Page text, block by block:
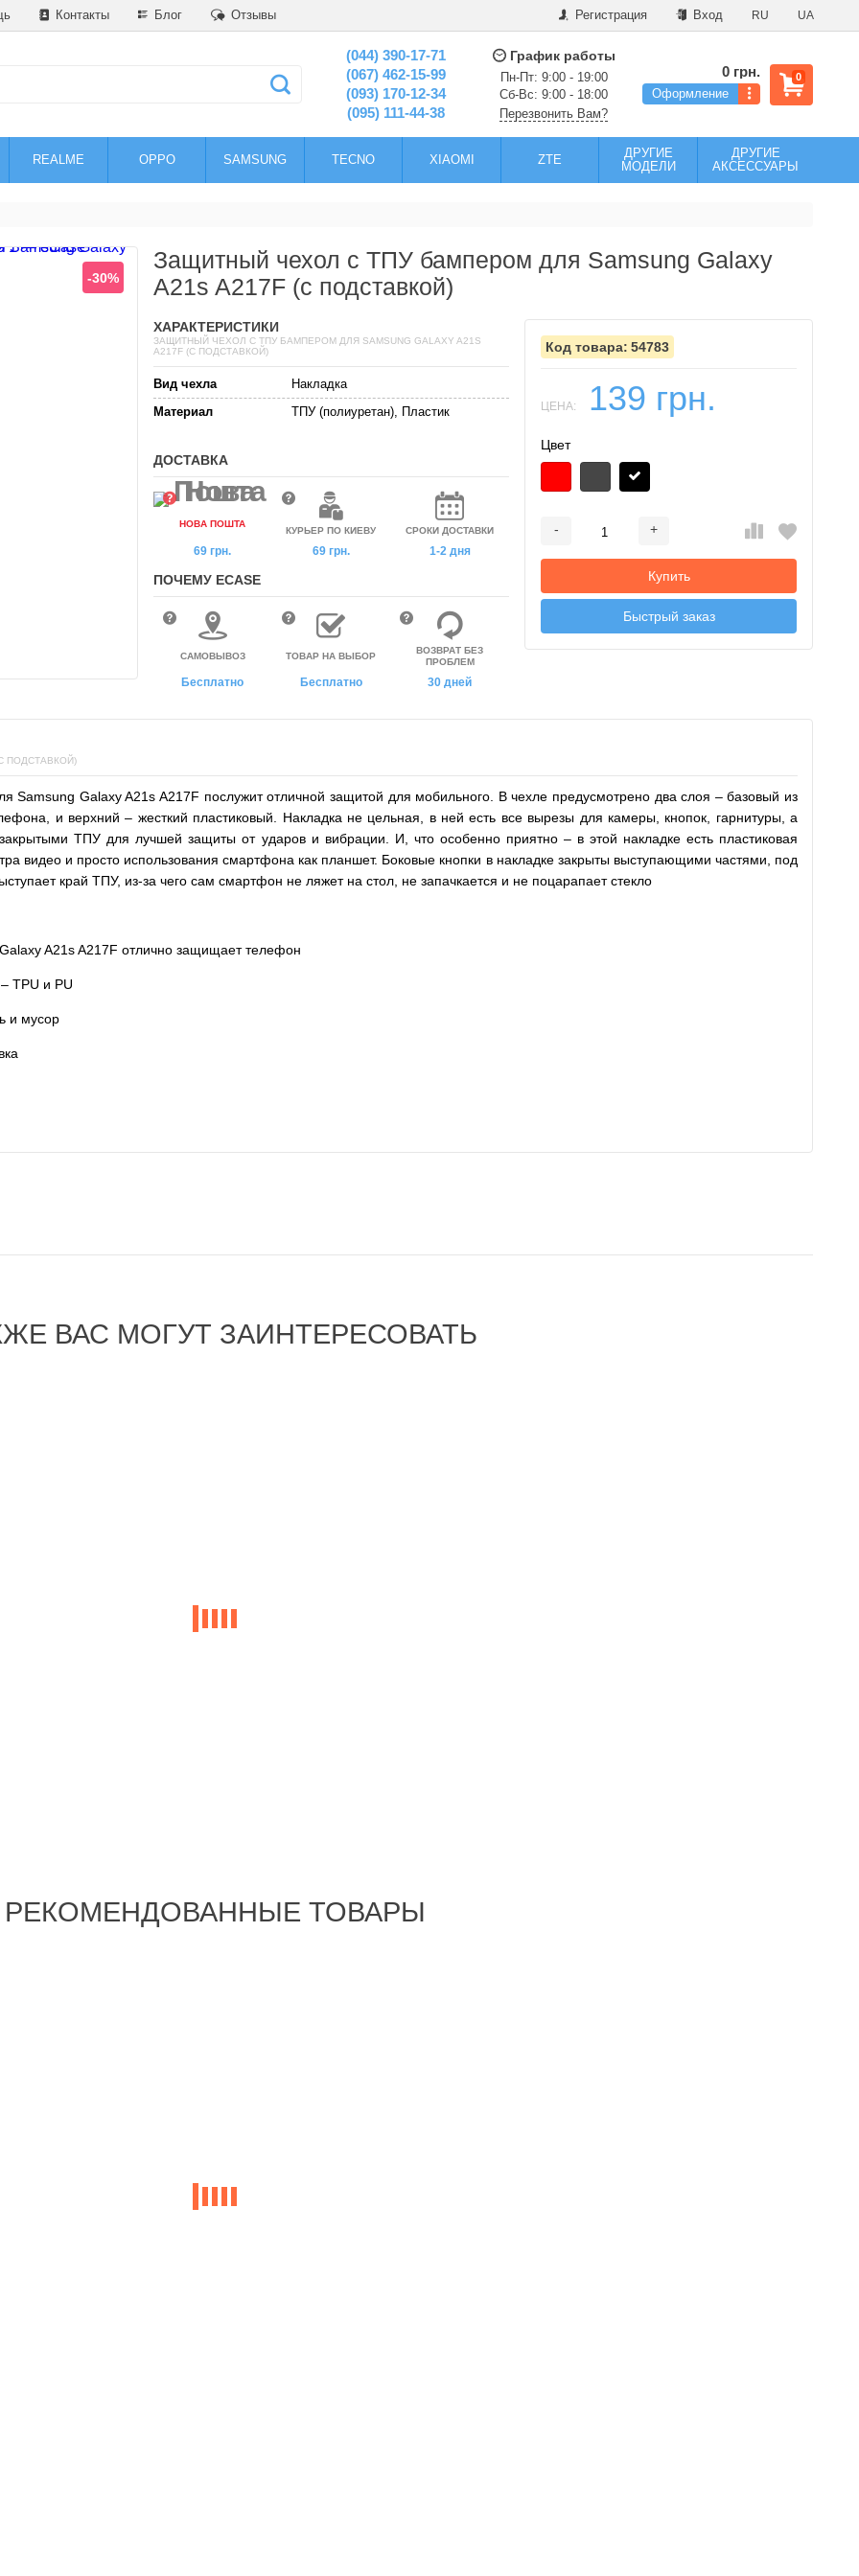
Контакты Блог Отзывы Регистрация Вход RU UA
(044) 390-17-71
(067) 462-15-99
(093) 170-12-34
(095) 111-44-38
График работы
Пн-Пт: 9:00 - 19:00
Сб-Вс: 9:00 - 18:00
Перезвонить Вам?
0
0 грн.
Оформление
REALME OPPO SAMSUNG TECNO XIAOMI ZTE
ДРУГИЕ
МОДЕЛИ
ДРУГИЕ
АКСЕССУАРЫ
-30%
Защитный чехол с ТПУ бампером для Samsung Galaxy
A21s A217F (c подставкой)
54783
ЦЕНА: 139 грн.
Цвет
- +
Купить
Быстрый заказ
ХАРАКТЕРИСТИКИ
ЗАЩИТНЫЙ ЧЕХОЛ С ТПУ БАМПЕРОМ ДЛЯ SAMSUNG GALAXY A21S
A217F (C ПОДСТАВКОЙ)
Вид чехла
Накладка
Материал
ТПУ (полиуретан), Пластик
ДОСТАВКА
НОВА ПОШТА
69 грн.
КУРЬЕР ПО КИЕВУ
69 грн.
СРОКИ ДОСТАВКИ
1-2 дня
ПОЧЕМУ ECASE
САМОВЫВОЗ
Бесплатно
ТОВАР НА ВЫБОР
Бесплатно
ВОЗВРАТ БЕЗ
ПРОБЛЕМ
30 дней
ПОДСТАВКОЙ)
Galaxy A21s A217F послужит отличной защитой для мобильного. В чехле предусмотрено два слоя – базовый из
и верхний – жесткий пластиковый. Накладка не цельная, в ней есть все вырезы для камеры, кнопок, гарнитуры, а
ТПУ для лучшей защиты от ударов и вибрации. И, что особенно приятно – в этой накладке есть пластиковая
видео и просто использования смартфона как планшет. Боковые кнопки в накладке закрыты выступающими частями, под
край ТПУ, из-за чего сам смартфон не ляжет на стол, не запачкается и не поцарапает стекло
A21s A217F отлично защищает телефон
TPU и PU
и мусор
ВАС МОГУТ ЗАИНТЕРЕСОВАТЬ
РЕКОМЕНДОВАННЫЕ ТОВАРЫ